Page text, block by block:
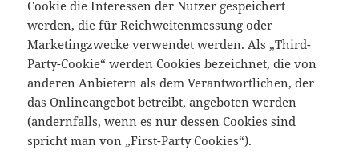
Cookie die Interessen der Nutzer gespeichert
werden, die für Reichweitenmessung oder
Marketingzwecke verwendet werden. Als „Third-
Party-Cookie“ werden Cookies bezeichnet, die von
anderen Anbietern als dem Verantwortlichen, der
das Onlineangebot betreibt, angeboten werden
(andernfalls, wenn es nur dessen Cookies sind
spricht man von „First-Party Cookies“).